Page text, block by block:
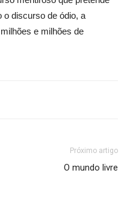
o discurso de ódio, a
e milhões de
Próximo artigo
O mundo livre